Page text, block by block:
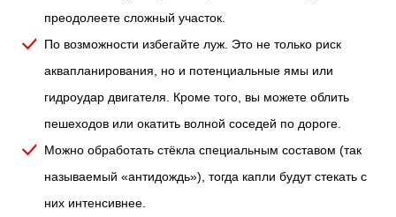
преодолеете сложный участок.
По возможности избегайте луж. Это не только риск
аквапланирования, но и потенциальные ямы или
гидроудар двигателя. Кроме того, вы можете облить
пешеходов или окатить волной соседей по дороге.
Можно обработать стёкла специальным составом (так
называемый «антидождь»), тогда капли будут стекать с
них интенсивнее.